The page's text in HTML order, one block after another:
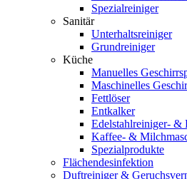
Spezialreiniger
Sanitär
Unterhaltsreiniger
Grundreiniger
Küche
Manuelles
Maschinelles
Fettlöser
Entkalker
Edelstahlreiniger- &
Kaffee- &
Spezialprodukte
Flächendesinfektion
Duftreiniger &